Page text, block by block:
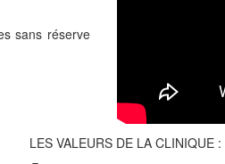
sans réserve
LES VALEURS DE LA CLINIQUE :